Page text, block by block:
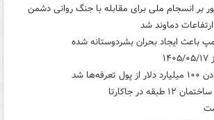
بر انسجام ملی برای مقابله با جنگ روانی دشمن
دماوند شد
باعث ایجاد بحران بشردوستانه شده
شد
در جاکارتا